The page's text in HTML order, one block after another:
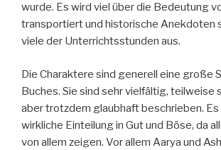
wurde. Es wird viel über die Bedeutung
transportiert und historische Anekdoten
viele der Unterrichtsstunden aus.
Die Charaktere sind generell eine große
Buches. Sie sind sehr vielfältig, teilweise
aber trotzdem glaubhaft beschrieben.
wirkliche Einteilung in Gut und Böse, da
von allem zeigen. Vor allem Aarya und